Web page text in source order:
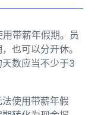
带薪年假期。员
也可以分开休。
数应当不少于3
使用带薪年假